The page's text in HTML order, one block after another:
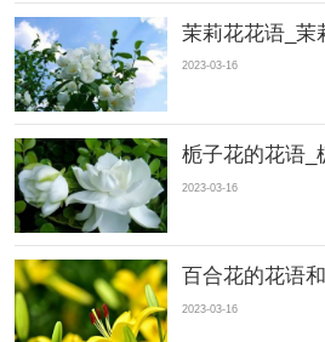
茉莉花花语_茉
2023-03-16
栀子花的花语_
2023-03-16
百合花的花语
2023-03-16